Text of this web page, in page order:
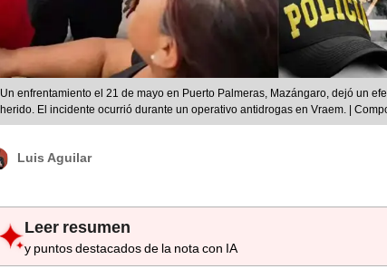
Un enfrentamiento el 21 de mayo en Puerto Palmeras, Mazángaro, dejó un
herido. El incidente ocurrió durante un operativo antidrogas en Vraem. |
Luis Aguilar
Leer resumen
y puntos destacados de la nota con IA